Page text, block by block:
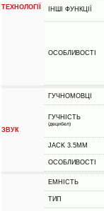
ТЕХНОЛОГІЇ ІНШІ ФУНКЦІЇ
ОСОБЛИВОСТІ
ЗВУК
ГУЧНОМОВЦІ
ГУЧНІСТЬ
(децибел)
JACK 3.5MM
ОСОБЛИВОСТІ
ЕМНІСТЬ
ТИП